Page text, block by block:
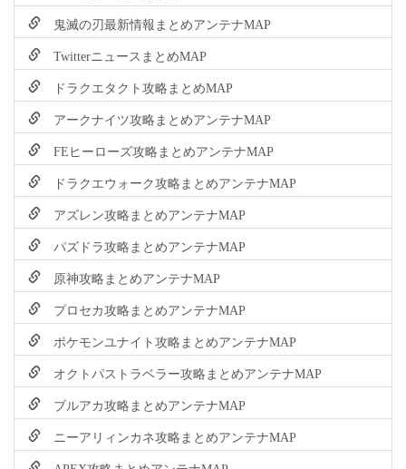
鬼滅の刃最新情報まとめアンテナMAP
TwitterニュースまとめMAP
ドラクエタクト攻略まとめMAP
アークナイツ攻略まとめアンテナMAP
FEヒーローズ攻略まとめアンテナMAP
ドラクエウォーク攻略まとめアンテナMAP
アズレン攻略まとめアンテナMAP
パズドラ攻略まとめアンテナMAP
原神攻略まとめアンテナMAP
プロセカ攻略まとめアンテナMAP
ポケモンユナイト攻略まとめアンテナMAP
オクトパストラベラー攻略まとめアンテナMAP
ブルアカ攻略まとめアンテナMAP
ニーアリィンカネ攻略まとめアンテナMAP